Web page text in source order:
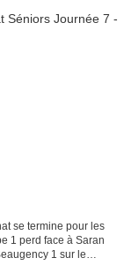
se termine pour les
1 perd face à Saran
1 sur le